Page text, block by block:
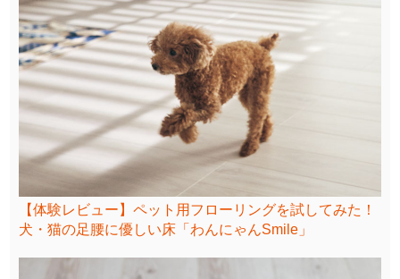
【体験レビュー】ペット用フローリングを試してみた！
犬・猫の足腰に優しい床「わんにゃんSmile」